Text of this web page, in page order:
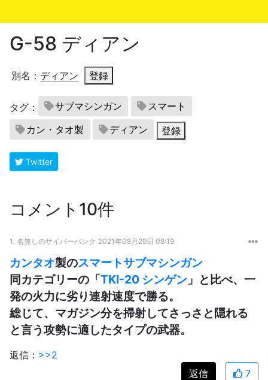
G-58 ディアン
別名： ディアン 登録
タグ： サブマシンガン
スマート
カン・タオ製
ディアン 登録
Twitter
コメント10件
1. 名無しのサイバーパンク 2021年08月29日 08:19
カンタオ製のスマートサブマシンガン
同カテゴリーの「TKI-20 シンゲン 」と比べ、一
発の火力に劣り連射速度で勝る。
総じて、マガジン分を掃射してさっさと隠れる
と言う攻勢に適したタイプの武器。
返信： >>2
返信
7